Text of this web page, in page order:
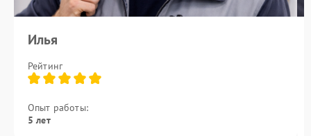
Илья
Рейтинг
Опыт работы:
5 лет